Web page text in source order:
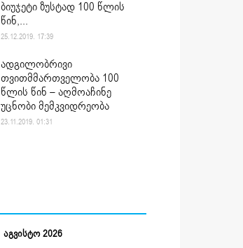
ბიუჯეტი ზუსტად 100 წლის
წინ,...
25.12.2019. 17:39
ადგილობრივი
თვითმმართველობა 100
წლის წინ – აღმოაჩინე
უცნობი მემკვიდრეობა
23.11.2019. 01:31
აგვისტო 2026